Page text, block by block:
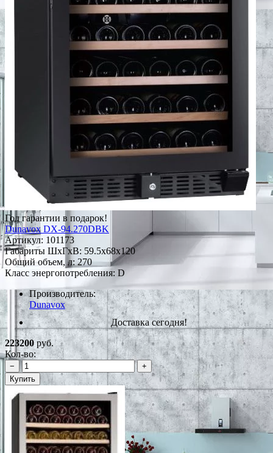
Год гарантии в подарок!
Dunavox DX-94.270DBK
Артикул: 101173
Габариты ШxГxВ: 59.5x68x120
Общий объем, л: 270
Класс энергопотребления: D
Производитель:
Dunavox
Доставка сегодня!
223200руб.
Кол-во:
−
+
Купить